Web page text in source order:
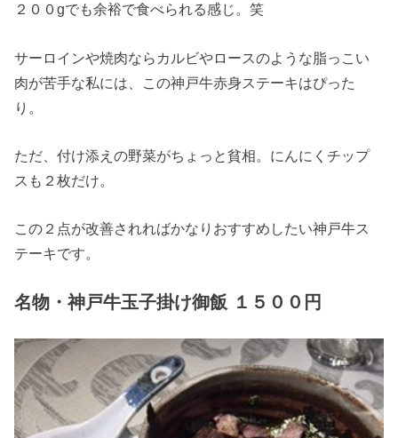
２００gでも余裕で食べられる感じ。笑
サーロインや焼肉ならカルビやロースのような脂っこい
肉が苦手な私には、この神戸牛赤身ステーキはぴった
り。
ただ、付け添えの野菜がちょっと貧相。にんにくチップ
スも２枚だけ。
この２点が改善されればかなりおすすめしたい神戸牛ス
テーキです。
名物・神戸牛玉子掛け御飯 １５００円